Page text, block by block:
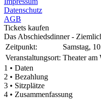
Datenschutz
AGB
Tickets kaufen
Das Abschiedsdinner -
Zeitpunkt:
Samstag,
Veranstaltungsort: Theater am
1 • Daten
2 • Bezahlung
3 • Sitzplätze
4 • Zusammenfassung